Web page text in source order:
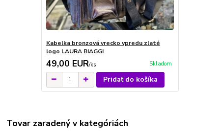
Kabelka bronzová vrecko vpredu zlaté
logo LAURA BIAGGI
49,00 EUR/ks Skladom
Pridať do košíka
Tovar zaradený v kategóriách